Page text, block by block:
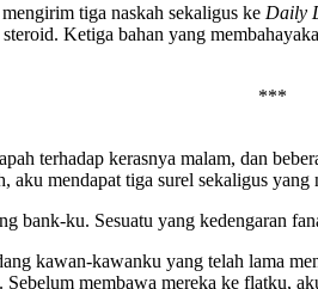
tiga naskah sekaligus ke Daily
Ketiga bahan yang
***
terhadap kerasnya malam, dan
aku mendapat tiga surel sekaligus
bank-ku. Sesuatu yang kedengaran
kawan-kawanku yang telah lama
membawa mereka ke flatku,